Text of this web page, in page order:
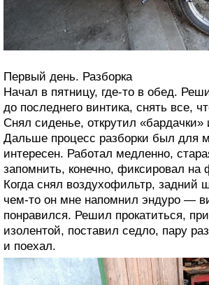
Первый день. Разборка
Начал в пятницу, где-то в обед.
до последнего винтика, снять все,
Снял сиденье, открутил «бардачки»
Дальше процесс разборки был для
интересен. Работал медленно,
запомнить, конечно, фиксировал на
Когда снял воздухофильтр, задний
чем-то он мне напомнил эндуро —
понравился. Решил прокатиться,
изолентой, поставил седло, пару
и поехал.